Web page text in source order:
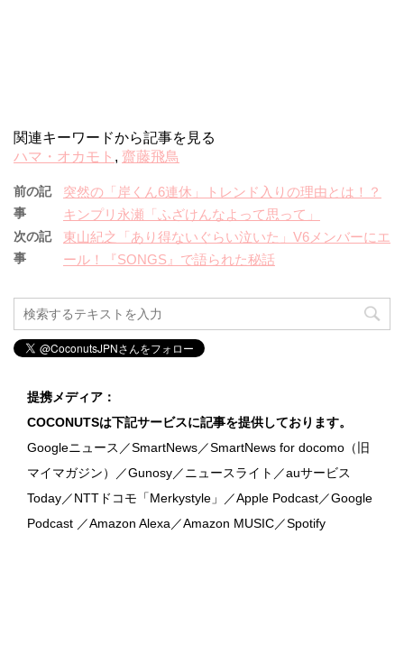
関連キーワードから記事を見る
ハマ・オカモト , 齋藤飛鳥
前の記
事
突然の「岸くん6連休」トレンド入りの理由とは！？
キンプリ永瀬「ふざけんなよって思って」
次の記
事
東山紀之「あり得ないぐらい泣いた」V6メンバーにエ
ール！『SONGS』で語られた秘話
提携メディア：
COCONUTSは下記サービスに記事を提供しております。
Googleニュース／SmartNews／SmartNews for docomo（旧
マイマガジン）／Gunosy／ニュースライト／auサービス
Today／NTTドコモ「Merkystyle」／Apple Podcast／Google
Podcast ／Amazon Alexa／Amazon MUSIC／Spotify